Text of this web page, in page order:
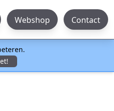
Webshop Contact